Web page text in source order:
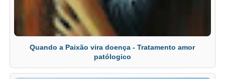
Quando a Paixão vira doença - Tratamento amor
patólogico